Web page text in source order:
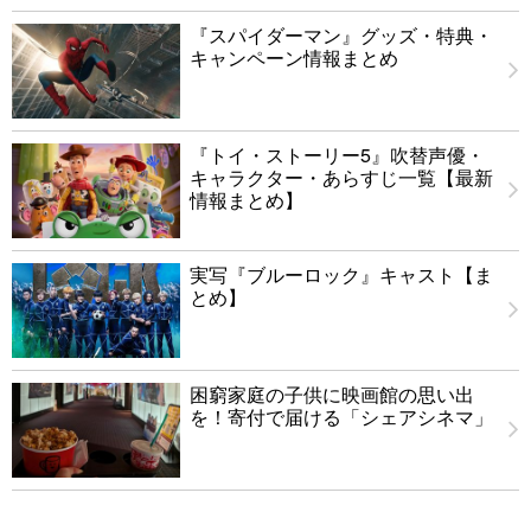
『スパイダーマン』グッズ・特典・
キャンペーン情報まとめ
『トイ・ストーリー5』吹替声優・
キャラクター・あらすじ一覧【最新
情報まとめ】
実写『ブルーロック』キャスト【ま
とめ】
困窮家庭の子供に映画館の思い出
を！寄付で届ける「シェアシネマ」